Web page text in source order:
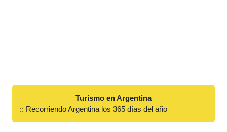
Turismo en Argentina
:: Recorriendo Argentina los 365 días del año